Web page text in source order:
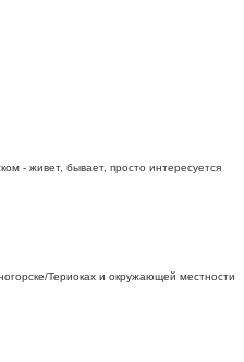
- живет, бывает, просто интересуется
Териоках и окружающей местности